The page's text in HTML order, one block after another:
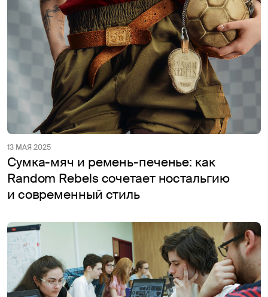
13 МАЯ 2025
Сумка-мяч и ремень-печенье: как
Random Rebels сочетает ностальгию
и современный стиль